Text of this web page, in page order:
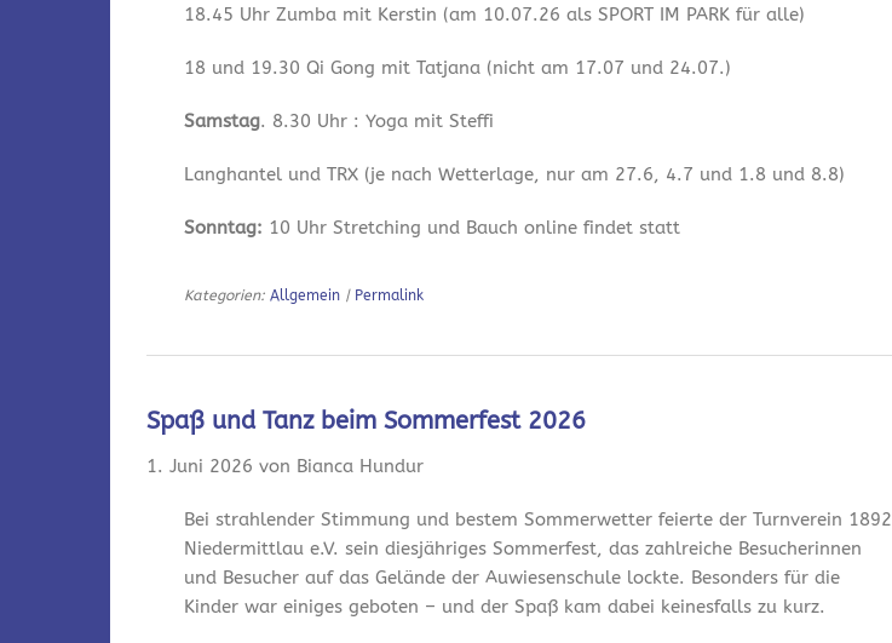
18.45 Uhr Zumba mit Kerstin (am 10.07.26 als SPORT IM PARK für alle)
18 und 19.30 Qi Gong mit Tatjana (nicht am 17.07 und 24.07.)
Samstag. 8.30 Uhr : Yoga mit Steffi
Langhantel und TRX (je nach Wetterlage, nur am 27.6, 4.7 und 1.8 und 8.8)
Sonntag: 10 Uhr Stretching und Bauch online findet statt
Kategorien:Allgemein | Permalink
Spaß und Tanz beim Sommerfest 2026
1. Juni 2026 von Bianca Hundur
Bei strahlender Stimmung und bestem Sommerwetter feierte der Turnverein 1892
Niedermittlau e.V. sein diesjähriges Sommerfest, das zahlreiche Besucherinnen
und Besucher auf das Gelände der Auwiesenschule lockte. Besonders für die
Kinder war einiges geboten – und der Spaß kam dabei keinesfalls zu kurz.